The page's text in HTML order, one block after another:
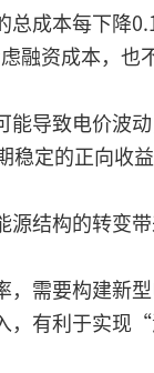
总成本每下降
融资成本，也
能导致电价波
稳定的正向收
源结构的转变
，需要构建新
，有利于实现